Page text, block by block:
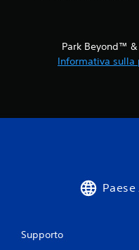
Park Beyond™
Informativa sulla
Supporto